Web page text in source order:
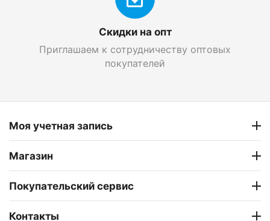
Скидки на опт
Приглашаем к сотрудничеству оптовых
покупателей
Моя учетная запись
Магазин
Покупательский сервис
Контакты